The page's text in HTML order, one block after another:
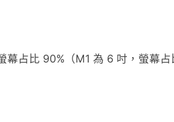
占比 90%（M1 為 6 吋，螢幕占